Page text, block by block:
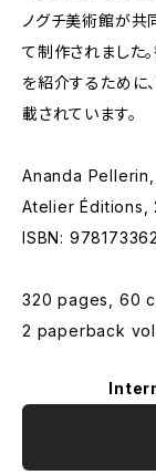
ノグチ美術館が共
て制作されました
を紹介するために
載されています。
Ananda
Atelier Éditions,
ISBN:
320 pages, 60
2 paperback